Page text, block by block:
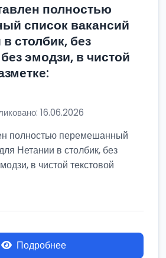
полностью
список вакансий
столбик, без
эмодзи, в чистой
16.06.2026
полностью перемешанный
Нетании в столбик, без
в чистой текстовой
на мебельном производстве:
Подробнее